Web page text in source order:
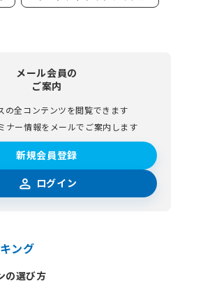
メール会員の
ご案内
の全コンテンツを閲覧できます
ナー情報をメールでご案内します
新規会員登録
ログイン
ング
の選び方